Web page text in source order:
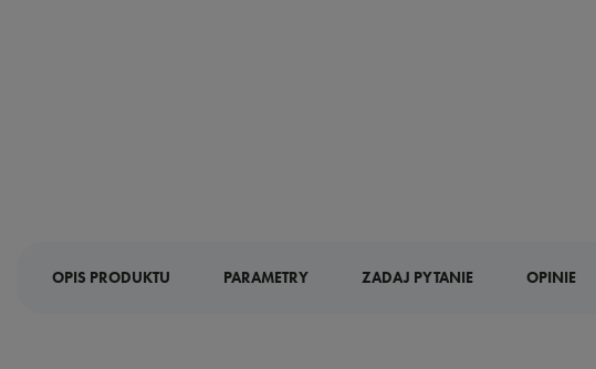
OPIS PRODUKTU PARAMETRY ZADAJ PYTANIE OPINIE